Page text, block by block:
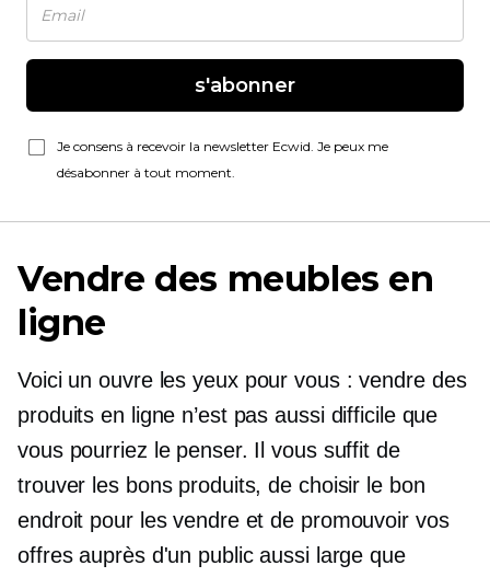
s'abonner
Je consens à recevoir la newsletter Ecwid. Je peux me
désabonner à tout moment.
Vendre des meubles en
ligne
Voici unouvre les yeuxpour vous : vendre des
produits en ligne n’est pas aussi difficile que
vous pourriez le penser. Il vous suffit de
trouver les bons produits, de choisir le bon
endroit pour les vendre et de promouvoir vos
offres auprès d'un public aussi large que